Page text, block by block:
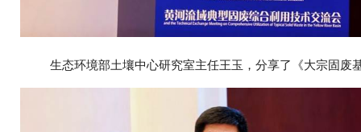
生态环境部土壤中心研究室主任王玉，分享了《大宗固废